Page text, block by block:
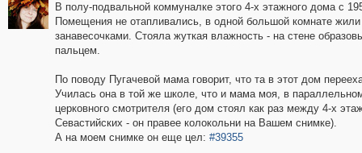
В полу-подвальной коммуналке этого 4-х этажного дома с
Помещения не отапливались, в одной большой комнате
занавесочками. Стояла жуткая влажность - на стене
пальцем.
По поводу Пугачевой мама говорит, что та в этот дом
Училась она в той же школе, что и мама моя, в
церковного смотрителя (его дом стоял как раз между 4-х
Севастийских - он правее колокольни на Вашем снимке).
А на моем снимке он еще цел: #39355